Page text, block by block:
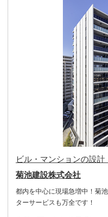
ビル・マンションの設
菊池建設株式会社
都内を中心に現場急増中！菊
ターサービスも万全です！